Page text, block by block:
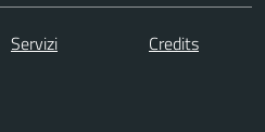
Servizi
Credits